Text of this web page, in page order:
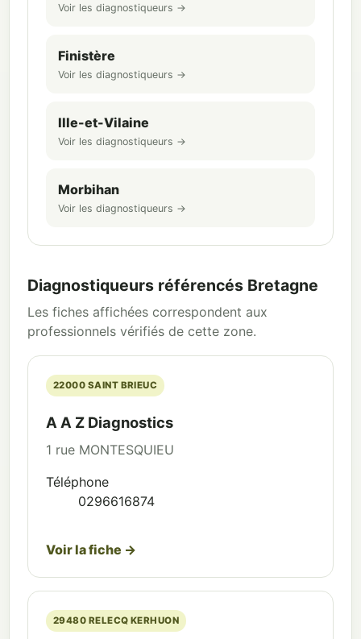
Voir les diagnostiqueurs →
Finistère
Voir les diagnostiqueurs →
Ille-et-Vilaine
Voir les diagnostiqueurs →
Morbihan
Voir les diagnostiqueurs →
Diagnostiqueurs référencés Bretagne
Les fiches affichées correspondent aux
professionnels vérifiés de cette zone.
22000 SAINT BRIEUC
A A Z Diagnostics
1 rue MONTESQUIEU
Téléphone
0296616874
Voir la fiche →
29480 RELECQ KERHUON